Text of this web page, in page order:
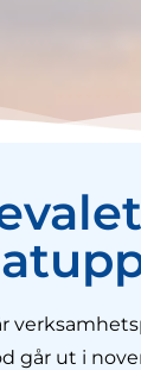
går ut i